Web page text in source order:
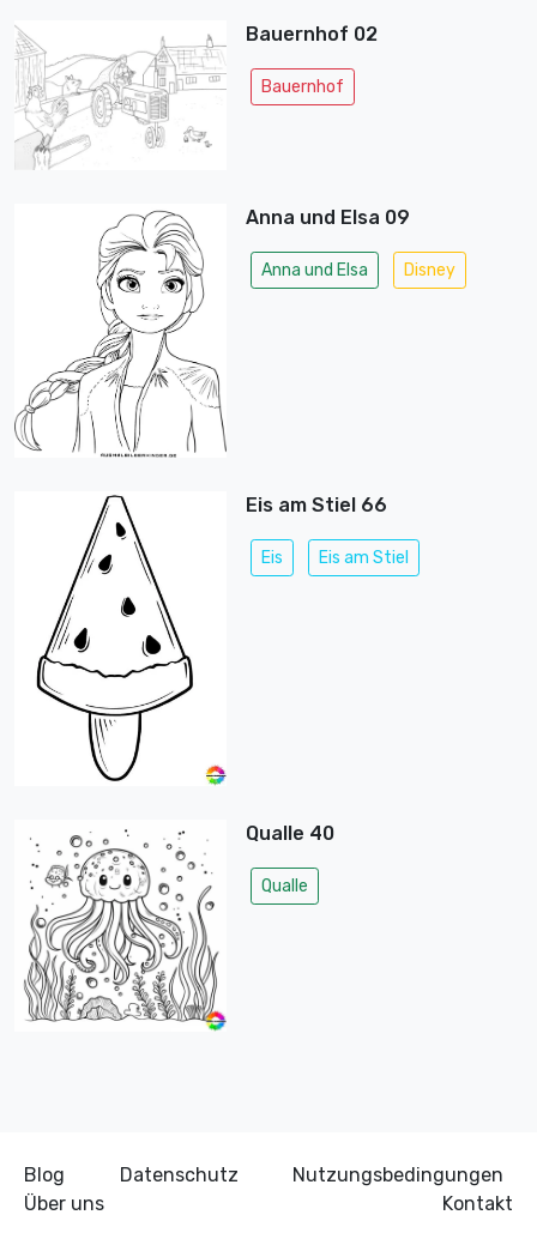
Bauernhof 02
Bauernhof
Anna und Elsa 09
Anna und Elsa Disney
Eis am Stiel 66
Eis Eis am Stiel
Qualle 40
Qualle
Blog Datenschutz
Nutzungsbedingungen
Über uns
Kontakt